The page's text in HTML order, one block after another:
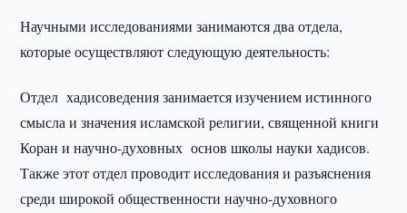
Научными исследованиями занимаются два отдела,
которые осуществляют следующую деятельность:
Отдел хадисоведения занимается изучением истинного
смысла и значения исламской религии, священной книги
Коран и научно-духовных основ школы науки хадисов.
Также этот отдел проводит исследования и разъяснения
среди широкой общественности научно-духовного